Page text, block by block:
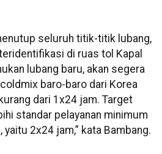
seluruh titik-titik lubang,
di ruas tol Kapal
lubang baru, akan segera
baro-baro dari Korea
dari 1x24 jam. Target
standar pelayanan minimum
2x24 jam,” kata Bambang.